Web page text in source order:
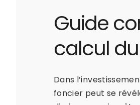
Guide
calcul
Dans
foncier peut se